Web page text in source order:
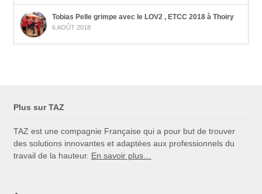
Tobias Pelle grimpe avec le LOV2 , ETCC 2018 à Thoiry
6 AOÛT 2018
Plus sur TAZ
TAZ est une compagnie Française qui a pour but de trouver
des solutions innovantes et adaptées aux professionnels du
travail de la hauteur. En savoir plus…